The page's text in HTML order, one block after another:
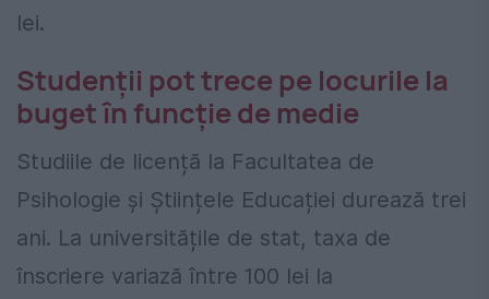
lei.
Studenții pot trece pe locurile la
buget în funcție de medie
Studiile de licență la Facultatea de
Psihologie și Științele Educației durează trei
ani. La universitățile de stat, taxa de
înscriere variază între 100 lei la